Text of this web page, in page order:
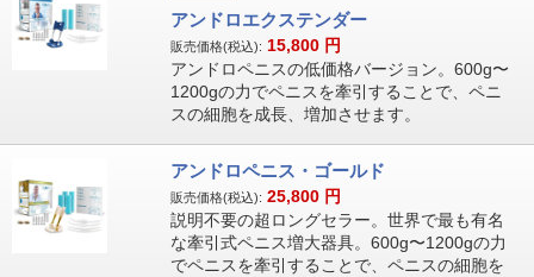
アンドロエクステンダー
販売価格(税込): 15,800 円
アンドロペニスの低価格バージョン。600g〜
1200gの力でペニスを牽引することで、ペニ
スの細胞を成長、増加させます。
アンドロペニス・ゴールド
販売価格(税込): 25,800 円
説明不要の超ロングセラー。世界で最も有名
な牽引式ペニス増大器具。600g〜1200gの力
でペニスを牽引することで、ペニスの細胞を